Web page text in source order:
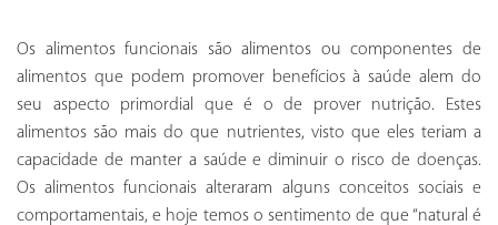
Os alimentos funcionais são alimentos ou componentes de
alimentos que podem promover benefícios à saúde alem do
seu aspecto primordial que é o de prover nutrição. Estes
alimentos são mais do que nutrientes, visto que eles teriam a
capacidade de manter a saúde e diminuir o risco de doenças.
Os alimentos funcionais alteraram alguns conceitos sociais e
comportamentais, e hoje temos o sentimento de que “natural é